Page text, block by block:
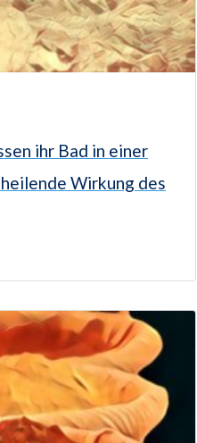
ihr Bad in einer
Wirkung des